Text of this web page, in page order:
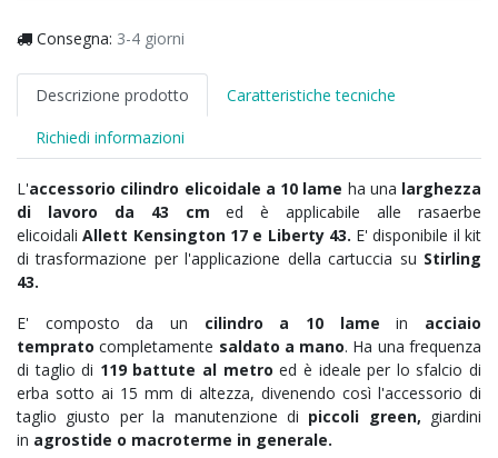
Consegna: 3-4 giorni
Descrizione prodotto
Caratteristiche tecniche
Richiedi informazioni
L'accessorio cilindro elicoidale a 10 lame ha una larghezza
di lavoro da 43 cm ed è applicabile alle rasaerbe
elicoidaliAllett Kensington 17 e Liberty 43. E' disponibile il kit
di trasformazione per l'applicazione della cartuccia su Stirling
43.
E' composto da un cilindro a 10 lame in acciaio
temprato completamente saldato a mano. Ha una frequenza
di taglio di 119 battute al metro ed è ideale per lo sfalcio di
erba sotto ai 15 mm di altezza, divenendo così l'accessorio di
taglio giusto per la manutenzione di piccoli green, giardini
in agrostide o macroterme in generale.